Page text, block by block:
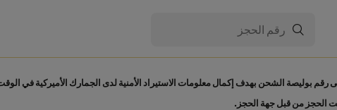
بوليصة الشحن بهدف إكمال معلومات الاستيراد الأمنية لدى الجمارك الأميركية في
الحجز من قبل جهة الحجز.